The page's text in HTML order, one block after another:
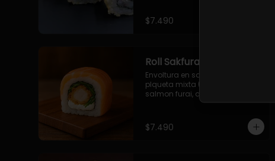
$7.490
Roll Sakfurai en Salmon
Envoltura en salmon fresco o
plqueta mixta (salmon-palta),
salmon furai, queso crema,
$7.490